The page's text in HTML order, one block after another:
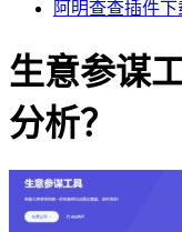
阿明查查插件下
生意参谋
分析？